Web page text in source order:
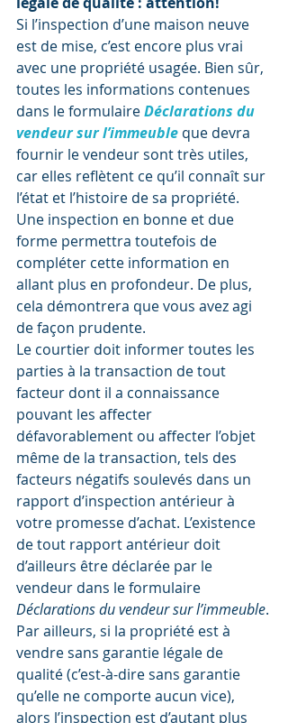
Si l’inspection d’une maison neuve
est de mise, c’est encore plus vrai
avec une propriété usagée. Bien sûr,
toutes les informations contenues
dans le formulaire Déclarations du
vendeur sur l’immeuble que devra
fournir le vendeur sont très utiles,
car elles reflètent ce qu’il connaît sur
l’état et l’histoire de sa propriété.
Une inspection en bonne et due
forme permettra toutefois de
compléter cette information en
allant plus en profondeur. De plus,
cela démontrera que vous avez agi
de façon prudente.
Le courtier doit informer toutes les
parties à la transaction de tout
facteur dont il a connaissance
pouvant les affecter
défavorablement ou affecter l’objet
même de la transaction, tels des
facteurs négatifs soulevés dans un
rapport d’inspection antérieur à
votre promesse d’achat. L’existence
de tout rapport antérieur doit
d’ailleurs être déclarée par le
vendeur dans le formulaire
Déclarations du vendeur sur l’immeuble.
Par ailleurs, si la propriété est à
vendre sans garantie légale de
qualité (c’est-à-dire sans garantie
qu’elle ne comporte aucun vice),
alors l’inspection est d’autant plus